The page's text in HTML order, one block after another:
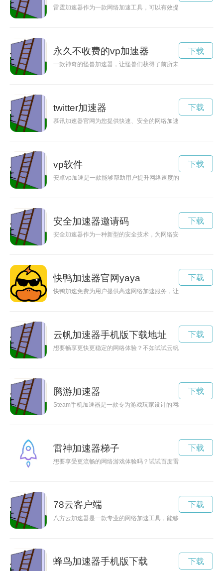
雷霆加速器作为一款网络加速工具，可以有效提升网络速度，
永久不收费的vp加速器
一款神奇的怪兽加速器，让怪兽们获得了前所未有的速度和力量
下载
twitter加速器
慕讯加速器官网为您提供快速、安全的网络加速服务，让您体
下载
vp软件
安卓vp加速是一款能够帮助用户提升网络速度的应用程序，通
下载
安全加速器邀请码
安全加速器作为一种新型的安全技术，为网络安全和数据保护
下载
快鸭加速器官网yaya
快鸭加速免费为用户提供高速网络加速服务，让上网体验更加
下载
云帆加速器手机版下载地址
想要畅享更快更稳定的网络体验？不如试试云帆加速器！通过
下载
腾游加速器
Steam手机加速器是一款专为游戏玩家设计的网络加速工具，
下载
雷神加速器梯子
想要享受更流畅的网络游戏体验吗？试试百度雷轰加速器吧！
下载
78云客户端
八方云加速器是一款专业的网络加速工具，能够有效提升网络
下载
蜂鸟加速器手机版下载 下载